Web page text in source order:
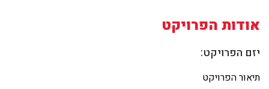
אודות הפרויקט
יזם הפרויקט:
תיאור הפרויקט